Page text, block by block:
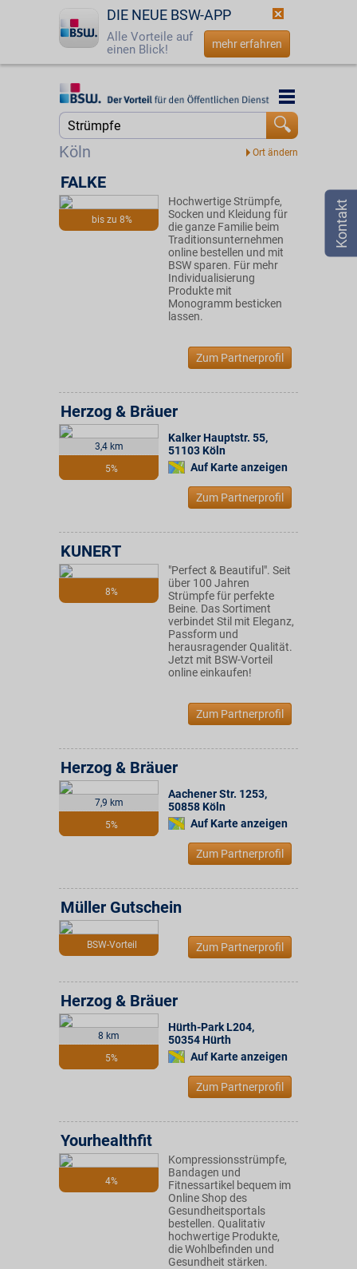
DIE NEUE BSW-APP
Alle Vorteile auf
einen Blick!
mehr erfahren
Startseite
Jetzt BSW-Mitglied werden
☎ 0800 - 279 25 82
Köln
Startseite
Suche
bis zu 8%
FALKE
Hochwertige Strümpfe,
Socken und Kleidung für
die ganze Familie beim
Traditionsunternehmen
online bestellen und mit
BSW sparen. Für mehr
Individualisierung
Produkte mit
Monogramm besticken
lassen.
Zum Partnerprofil
3,4 km
5%
Herzog & Bräuer
Kalker Hauptstr. 55,
51103 Köln
Auf Karte anzeigen
Zum Partnerprofil
8%
KUNERT
"Perfect & Beautiful". Seit
über 100 Jahren
Strümpfe für perfekte
Beine. Das Sortiment
verbindet Stil mit Eleganz,
Passform und
herausragender Qualität.
Jetzt mit BSW-Vorteil
online einkaufen!
Zum Partnerprofil
7,9 km
5%
Herzog & Bräuer
Aachener Str. 1253,
50858 Köln
Auf Karte anzeigen
Zum Partnerprofil
BSW-Vorteil
Müller Gutschein
Zum Partnerprofil
8 km
5%
Herzog & Bräuer
Hürth-Park L204,
50354 Hürth
Auf Karte anzeigen
Zum Partnerprofil
4%
Yourhealthfit
Kompressionsstrümpfe,
Bandagen und
Fitnessartikel bequem im
Online Shop des
Gesundheitsportals
bestellen. Qualitativ
hochwertige Produkte,
die Wohlbefinden und
Gesundheit stärken.